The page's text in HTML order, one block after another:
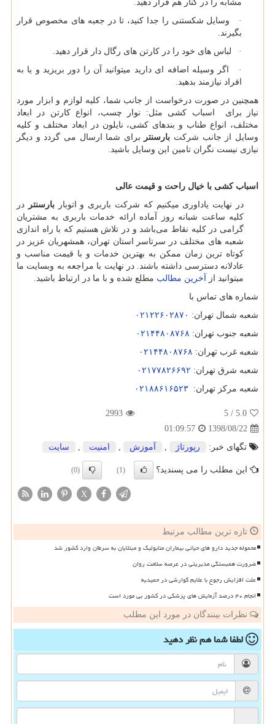
مشابه را در کنار هم قرار دهید.
· وسایل شکستنی را جدا کنید، تا در جعبه های مخصوص قرار
بگیرند.
· لباس های خود را در کارتن های رگال دار قرار دهید.
· اگر وسیله اضافه ای دارید میتوانید آن را دور بریزید و یا به
افراد نیازمند بدهید.
همچنین در صورت درخواست از جانب شما، کلیه لوازم و ابزار مورد
نیاز برای اسباب کشی مثل: نوار چسب، انواع کارتن در ابعاد
مختلف، انواع طناب و بندهای کشی، نایلون در ابعاد مختلف و کلیه
وسایل از جانب شرکت بارسنتر
برای شما ارسال می گردد و دیگر
نیازی نیست نگران تامین این وسایل باشید.
اسباب کشی با خیال راحت و قیمت عالی
در نهایت یاداوری میکنیم که شرکت باربری و اتوباربارسنتر
در
کلیه ساعت شبانه روز آماده ارائه خدمات باربری به مشتریان
گرامی در کلیه نقاط می‌باشد و در تلاش هستیم که با راه اندازی
شعبه های مختلف در سرتاسر استان تهران، همشهریان عزیز در
کوتاه ترین زمان ممکن به بهترین خدمات و با قیمت مناسب و
عادلانه دسترسی داشته باشند. در نهایت با مراجعه به وبسایت ما
میتوانید از آخرین مطالب مطلع شده و با ما در ارتباط باشید.
شماره های تماس با
شعبه شمال تهران: ۰۲۱۲۲۶۰۲۸۷۰
شعبه جنوب تهران: ۰۲۱۴۴۸۰۸۷۶۸
شعبه غرب تهران: ۰۲۱۴۴۸۰۸۷۶۸
شعبه شرق تهران: ۰۲۱۷۷۸۲۶۶۹۲
شعبه مرکز تهران: ۰۲۱۸۸۶۱۶۵۲۳
5.0
/ 5
2993
1398/08/22
01:09:57
تگهای خبر:
رپورتاژ , آموزش , امنیت , سایت
این مطلب را می پسندید؟ (1)
(0)
X
تازه ترین مطالب مرتبط
محموله جدید دارو های حیاتی بیماران متابولیک و مبتلایان به سرطان وارد کشور شد
ضرورت همبستگی مدیریتی در عرصه سلامت روان
علت افزایش رجوع با علایم گوارشی در حمیدیه
انجام ۴۰ درصد آزمایش های پزشکی در کشور بی مورد است
نظرات بینندگان در مورد این مطلب
لطفا شما همنظر دهید